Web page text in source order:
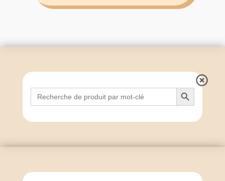
Search
for:
Search Button